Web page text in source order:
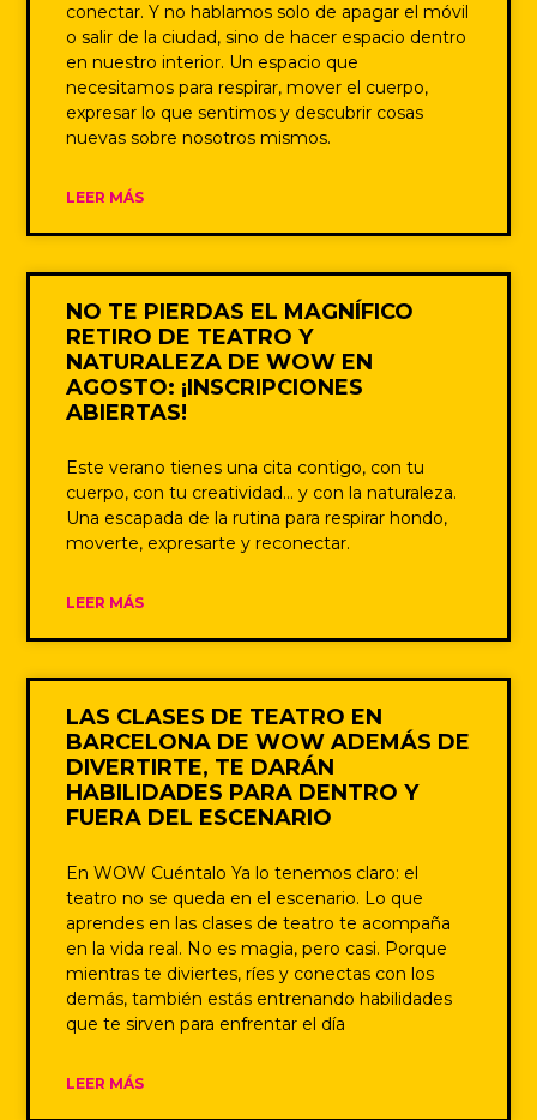
conectar. Y no hablamos solo de apagar el móvil
o salir de la ciudad, sino de hacer espacio dentro
en nuestro interior. Un espacio que
necesitamos para respirar, mover el cuerpo,
expresar lo que sentimos y descubrir cosas
nuevas sobre nosotros mismos.
LEER MÁS
NO TE PIERDAS EL MAGNÍFICO
RETIRO DE TEATRO Y
NATURALEZA DE WOW EN
AGOSTO: ¡INSCRIPCIONES
ABIERTAS!
Este verano tienes una cita contigo, con tu
cuerpo, con tu creatividad… y con la naturaleza.
Una escapada de la rutina para respirar hondo,
moverte, expresarte y reconectar.
LEER MÁS
LAS CLASES DE TEATRO EN
BARCELONA DE WOW ADEMÁS DE
DIVERTIRTE, TE DARÁN
HABILIDADES PARA DENTRO Y
FUERA DEL ESCENARIO
En WOW Cuéntalo Ya lo tenemos claro: el
teatro no se queda en el escenario. Lo que
aprendes en las clases de teatro te acompaña
en la vida real. No es magia, pero casi. Porque
mientras te diviertes, ríes y conectas con los
demás, también estás entrenando habilidades
que te sirven para enfrentar el día
LEER MÁS